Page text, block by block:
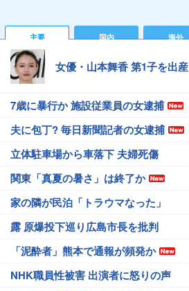
主要 国内 海外
女優・山本舞香 第1子を出産
7歳に暴行か 施設従業員の女逮捕
夫に包丁? 毎日新聞記者の女逮捕
立体駐車場から車落下 夫婦死傷
関東「真夏の暑さ」は終了か
家の隣が民泊「トラウマなった」
露 原爆投下巡り広島市長を批判
「泥酔者」熊本で通報が頻発か
NHK職員性被害 出演者に怒りの声